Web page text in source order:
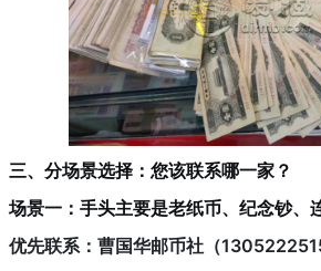
三、分场景选择：您该联系哪一家？
场景一：手头主要是老纸币、纪念钞、
优先联系：曹国华邮币社（